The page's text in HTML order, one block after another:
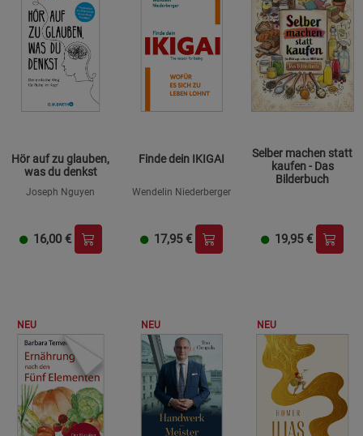
Hör auf zu glauben,
was du denkst
Joseph Nguyen
16,00 €
Finde dein IKIGAI
Wendelin Niederberger
17,95 €
Selber machen statt
kaufen - Das
Bilderbuch
19,95 €
NEU NEU NEU